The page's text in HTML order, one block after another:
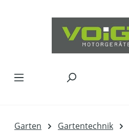
Garten Gartentechnik